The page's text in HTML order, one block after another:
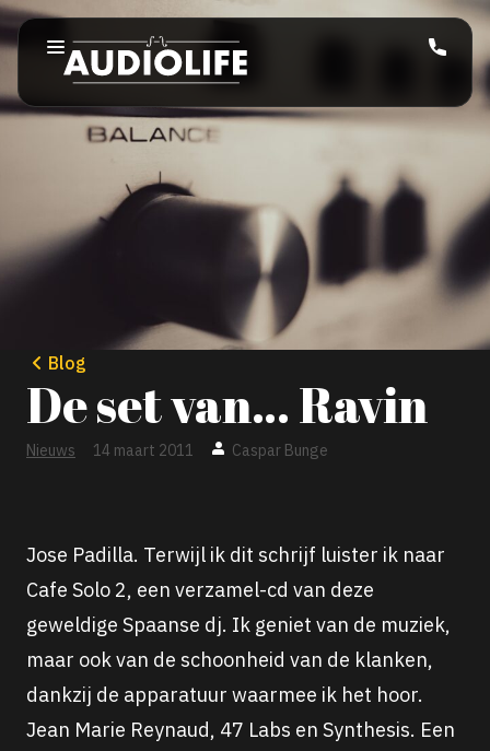
Blog
De set van… Ravin
Nieuws 14 maart 2011 Caspar Bunge
Jose Padilla. Terwijl ik dit schrijf luister ik naar
Cafe Solo 2, een verzamel-cd van deze
geweldige Spaanse dj. Ik geniet van de muziek,
maar ook van de schoonheid van de klanken,
dankzij de apparatuur waarmee ik het hoor.
Jean Marie Reynaud, 47 Labs en Synthesis. Een